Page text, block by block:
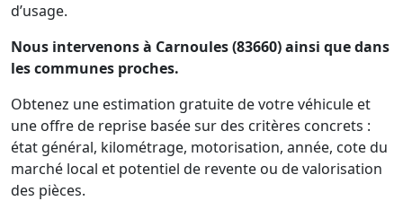
d’usage.
Nous intervenons à Carnoules (83660) ainsi que dans
les communes proches.
Obtenez une estimation gratuite de votre véhicule et
une offre de reprise basée sur des critères concrets :
état général, kilométrage, motorisation, année, cote du
marché local et potentiel de revente ou de valorisation
des pièces.